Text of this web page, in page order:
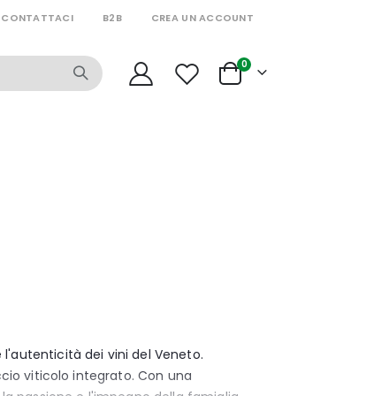
CONTATTACI B2B CREA UN ACCOUNT
Cart
0articoli
l'autenticità dei vini del Veneto.
viticolo integrato. Con una